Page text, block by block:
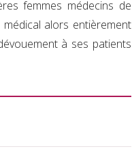
femmes médecins de
alors entièrement
à ses patients